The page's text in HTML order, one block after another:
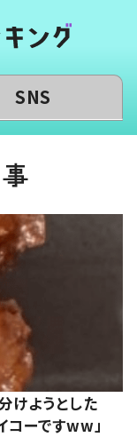
SNS
けようとした
ーですww」